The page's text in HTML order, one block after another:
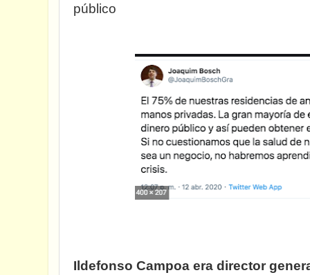
público
Ildefonso Campoa era director